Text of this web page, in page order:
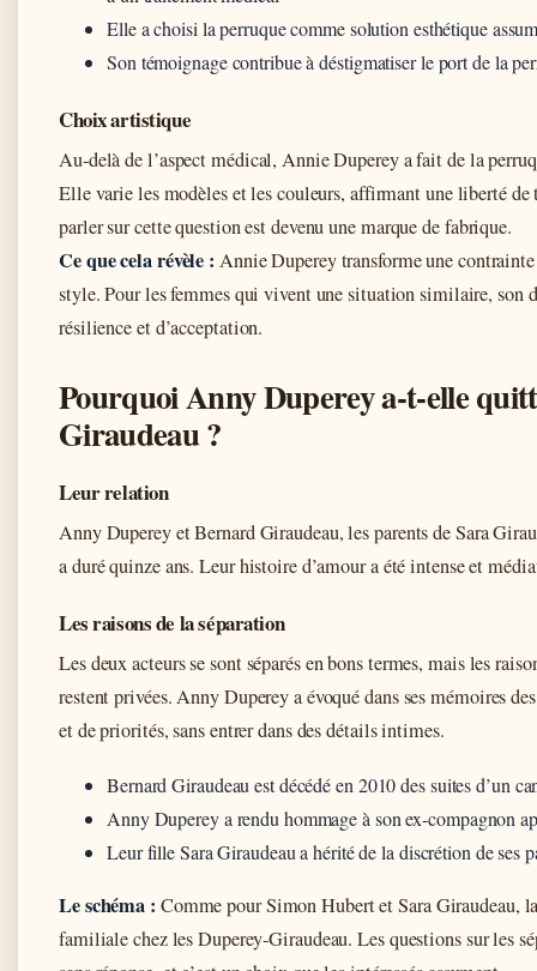
Elle a choisi la perruque comme solution esthétique
Son témoignage contribue à déstigmatiser le port de la
Choix artistique
Au-delà de l’aspect médical, Annie Duperey a fait de la
Elle varie les modèles et les couleurs, affirmant une liberté de
parler sur cette question est devenu une marque de fabrique.
Ce que cela révèle : Annie Duperey transforme une
style. Pour les femmes qui vivent une situation similaire, son
résilience et d’acceptation.
Pourquoi Anny Duperey a-t-elle
Giraudeau ?
Leur relation
Anny Duperey et Bernard Giraudeau, les parents de Sara
a duré quinze ans. Leur histoire d’amour a été intense et
Les raisons de la séparation
Les deux acteurs se sont séparés en bons termes, mais les
restent privées. Anny Duperey a évoqué dans ses mémoires
et de priorités, sans entrer dans des détails intimes.
Bernard Giraudeau est décédé en 2010 des suites d’un
Anny Duperey a rendu hommage à son ex-compagnon
Leur fille Sara Giraudeau a hérité de la discrétion de ses
Le schéma : Comme pour Simon Hubert et Sara Giraudeau,
familiale chez les Duperey-Giraudeau. Les questions sur les